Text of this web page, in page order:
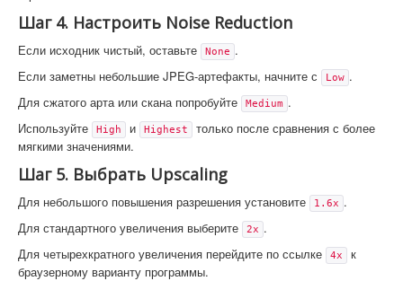
Шаг 4. Настроить Noise Reduction
Если исходник чистый, оставьте None .
Если заметны небольшие JPEG-артефакты, начните с
Low .
Для сжатого арта или скана попробуйте
Medium .
Используйте
High и Highest
только после сравнения с более
мягкими значениями.
Шаг 5. Выбрать Upscaling
Для небольшого повышения разрешения установите 1.6x .
Для стандартного увеличения выберите
2x .
Для четырехкратного увеличения перейдите по ссылке
4x
к
браузерному варианту программы.